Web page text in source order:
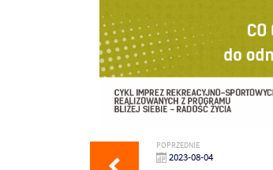
POPRZEDNIE
2023-08-04